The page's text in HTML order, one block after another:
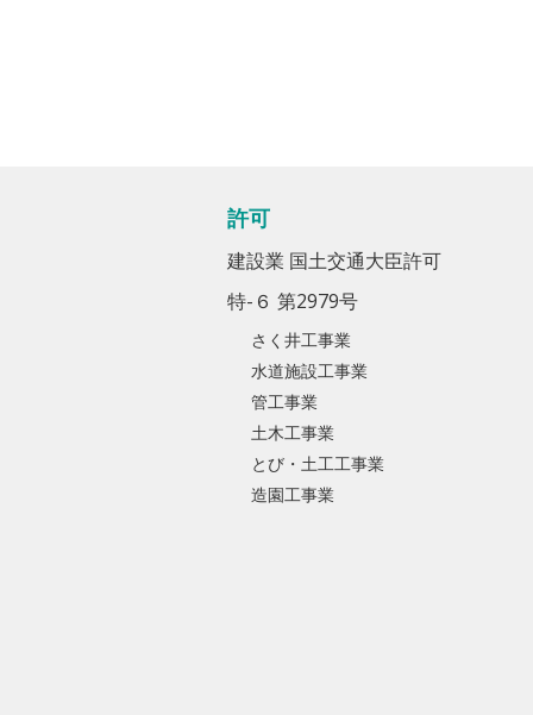
許可
建設業 国土交通大臣許可
特-６ 第2979号
さく井工事業
水道施設工事業
管工事業
土木工事業
とび・土工工事業
造園工事業